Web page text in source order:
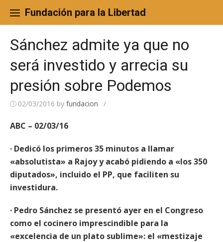
content
Fundación para la Libertad
Sánchez admite ya que no
será investido y arrecia su
presión sobre Podemos
02/03/2016 by fundacion /
ABC – 02/03/16
· Dedicó los primeros 35 minutos a llamar
«absolutista» a Rajoy y acabó pidiendo a «los 350
diputados», incluido el PP, que faciliten su
investidura.
· Pedro Sánchez se presentó ayer en el Congreso
como el cocinero imprescindible para la
«excelencia de un plato sublime»: el «mestizaje